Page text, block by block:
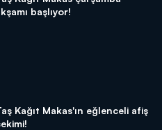
başlıyor!
Kağıt Makas'ın eğlenceli afiş